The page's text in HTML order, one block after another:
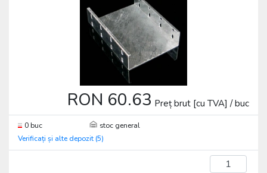
RON 60.63 Preț brut [cu TVA] / buc
0 buc
stoc general
Verificați și alte depozit (5)